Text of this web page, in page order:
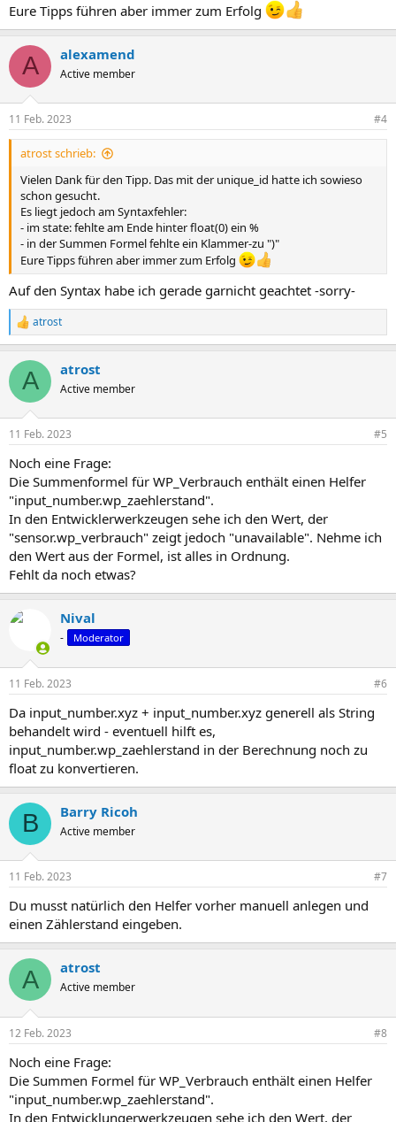
Eure Tipps führen aber immer zum Erfolg
A alexamend
Active member
11 Feb. 2023 #4
atrost schrieb:
Vielen Dank für den Tipp. Das mit der unique_id hatte ich sowieso
schon gesucht.
Es liegt jedoch am Syntaxfehler:
- im state: fehlte am Ende hinter float(0) ein %
- in der Summen Formel fehlte ein Klammer-zu ")"
Eure Tipps führen aber immer zum Erfolg
Auf den Syntax habe ich gerade garnicht geachtet -sorry-
R
e
k
i
e
:
atrost
A atrost
Active member
11 Feb. 2023 #5
Noch eine Frage:
Die Summenformel für WP_Verbrauch enthält einen Helfer
"input_number.wp_zaehlerstand".
In den Entwicklerwerkzeugen sehe ich den Wert, der
"sensor.wp_verbrauch" zeigt jedoch "unavailable". Nehme ich
den Wert aus der Formel, ist alles in Ordnung.
Fehlt da noch etwas?
Nival
- Moderator
11 Feb. 2023 #6
Da input_number.xyz + input_number.xyz generell als String
behandelt wird - eventuell hilft es,
input_number.wp_zaehlerstand in der Berechnung noch zu
float zu konvertieren.
B Barry Ricoh
Active member
11 Feb. 2023 #7
Du musst natürlich den Helfer vorher manuell anlegen und
einen Zählerstand eingeben.
A atrost
Active member
12 Feb. 2023 #8
Noch eine Frage:
Die Summen Formel für WP_Verbrauch enthält einen Helfer
"input_number.wp_zaehlerstand".
In den Entwicklungerwerkzeugen sehe ich den Wert, der